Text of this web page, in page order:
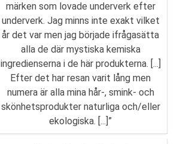
märken som lovade underverk efter
underverk. Jag minns inte exakt vilket
år det var men jag började ifrågasätta
alla de där mystiska kemiska
ingredienserna i de här produkterna. [...]
Efter det har resan varit lång men
numera är alla mina hår-, smink- och
skönhetsprodukter naturliga och/eller
ekologiska. [...]”